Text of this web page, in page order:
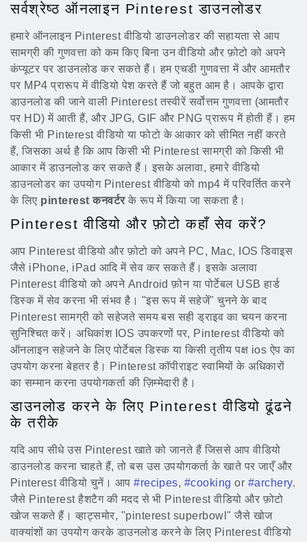
सर्वश्रेष्ठ ऑनलाइन Pinterest डाउनलोडर
हमारे ऑनलाइन Pinterest वीडियो डाउनलोडर की सहायता से आप
सामग्री की गुणवत्ता को कम किए बिना उन वीडियो और फ़ोटो को अपने
कंप्यूटर पर डाउनलोड कर सकते हैं। हम एचडी गुणवत्ता में और आमतौर
पर MP4 प्रारूप में वीडियो पेश करते हैं जो बहुत आम है। आपके द्वारा
डाउनलोड की जाने वाली Pinterest तस्वीरें सर्वोत्तम गुणवत्ता (आमतौर
पर HD) में आती हैं, और JPG, GIF और PNG प्रारूप में होती हैं। हम
किसी भी Pinterest वीडियो या फोटो के आकार को सीमित नहीं करते
हैं, जिसका अर्थ है कि आप किसी भी Pinterest सामग्री को किसी भी
आकार में डाउनलोड कर सकते हैं। इसके अलावा, हमारे वीडियो
डाउनलोडर का उपयोग Pinterest वीडियो को mp4 में परिवर्तित करने
के लिए pinterest कनवर्टरके रूप में किया जा सकता है।
Pinterest वीडियो और फ़ोटो कहाँ सेव करें?
आप Pinterest वीडियो और फ़ोटो को अपने PC, Mac, IOS डिवाइस
जैसे iPhone, iPad आदि में सेव कर सकते हैं। इसके अलावा
Pinterest वीडियो को अपने Android फ़ोन या पोर्टेबल USB हार्ड
डिस्क में सेव करना भी संभव है। "इस रूप में सहेजें" चुनने के बाद
Pinterest सामग्री को सहेजते समय बस सही ड्राइव का चयन करना
सुनिश्चित करें। अधिकांश IOS उपकरणों पर, Pinterest वीडियो को
ऑनलाइन सहेजने के लिए पोर्टेबल डिस्क या किसी तृतीय पक्ष ios ऐप का
उपयोग करना बेहतर है। Pinterest कॉपीराइट स्वामियों के अधिकारों
का सम्मान करना उपयोगकर्ता की ज़िम्मेदारी है।
डाउनलोड करने के लिए Pinterest वीडियो ढूंढने
के तरीके
यदि आप सीधे उस Pinterest खाते को जानते हैं जिससे आप वीडियो
डाउनलोड करना चाहते हैं, तो बस उस उपयोगकर्ता के खाते पर जाएँ और
Pinterest वीडियो चुनें। आप#recipes, #cooking or #archery.
जैसे Pinterest हैशटैग की मदद से भी Pinterest वीडियो और फ़ोटो
खोज सकते हैं। व्हाट्समोर, "pinterest superbowl" जैसे खोज
वाक्यांशों का उपयोग करके डाउनलोड करने के लिए Pinterest वीडियो